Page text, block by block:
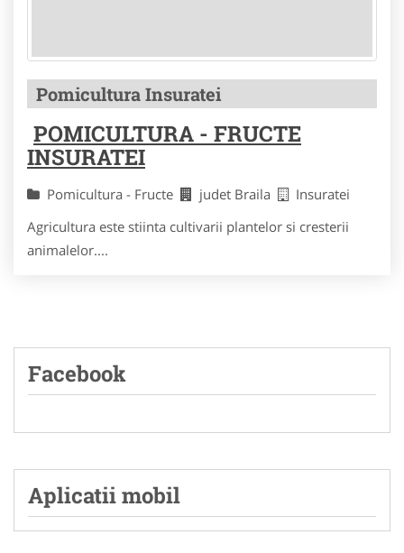
Pomicultura Insuratei
POMICULTURA - FRUCTE
INSURATEI
Pomicultura - Fructe judet Braila
Insuratei
Agricultura este stiinta cultivarii plantelor si cresterii
animalelor....
Facebook
Aplicatii mobil